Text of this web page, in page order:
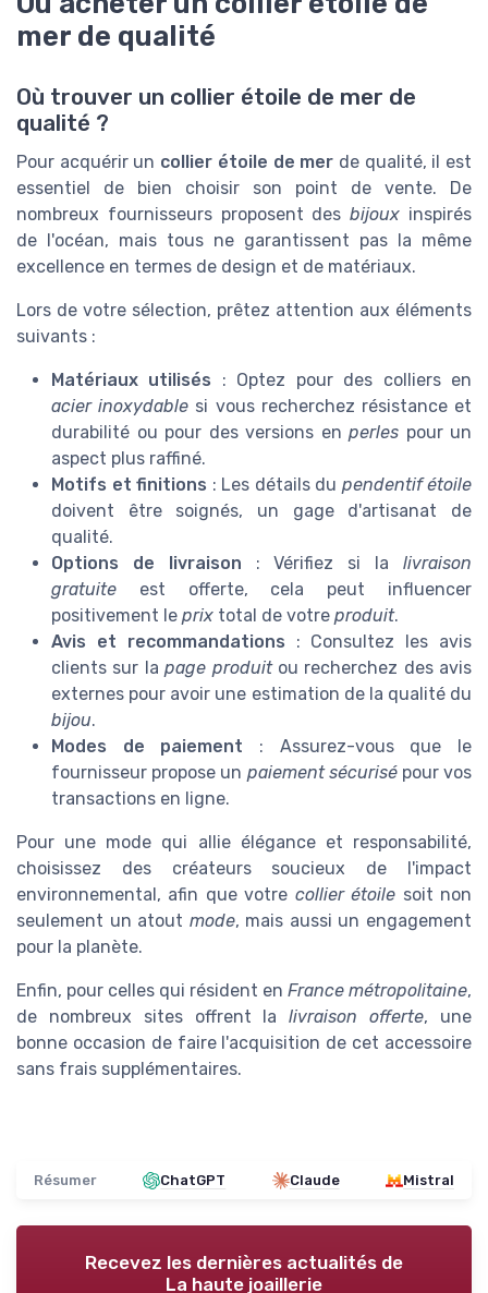
mer de qualité
Où trouver un collier étoile de mer de
qualité ?
Pour acquérir un collier étoile de mer de qualité, il est
essentiel de bien choisir son point de vente. De
nombreux fournisseurs proposent desbijoux inspirés
de l'océan, mais tous ne garantissent pas la même
excellence en termes de design et de matériaux.
Lors de votre sélection, prêtez attention aux éléments
suivants :
Matériaux utilisés : Optez pour des colliers en
acier inoxydable si vous recherchez résistance et
durabilité ou pour des versions en perles pour un
aspect plus raffiné.
Motifs et finitions : Les détails du pendentif étoile
doivent être soignés, un gage d'artisanat de
qualité.
Options de livraison : Vérifiez si lalivraison
gratuite est offerte, cela peut influencer
positivement le prix total de votre produit.
Avis et recommandations : Consultez les avis
clients sur lapage produitou recherchez des avis
externes pour avoir une estimation de la qualité du
bijou.
Modes de paiement : Assurez-vous que le
fournisseur propose un paiement sécurisépour vos
transactions en ligne.
Pour une mode qui allie élégance et responsabilité,
choisissez des créateurs soucieux de l'impact
environnemental, afin que votre collier étoile soit non
seulement un atout mode, mais aussi un engagement
pour la planète.
Enfin, pour celles qui résident en France métropolitaine,
de nombreux sites offrent lalivraison offerte, une
bonne occasion de faire l'acquisition de cet accessoire
sans frais supplémentaires.
Résumer ChatGPT Claude Mistral
Recevez les dernières actualités de
La haute joaillerie